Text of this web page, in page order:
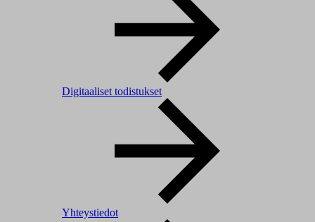
Digitaaliset todistukset
Yhteystiedot